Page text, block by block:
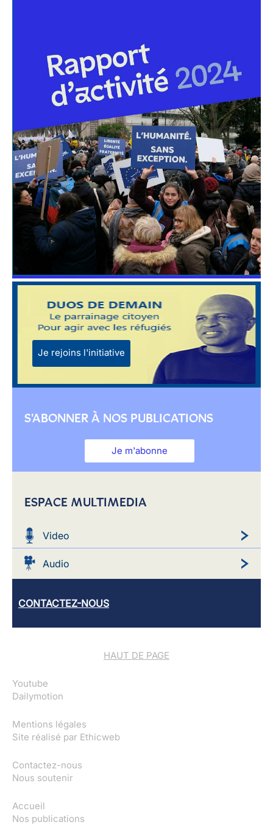
Je rejoins l'initiative
S'ABONNER À NOS PUBLICATIONS
Je m'abonne
ESPACE MULTIMEDIA
Video
Audio
CONTACTEZ-NOUS
HAUT DE PAGE
Youtube
Dailymotion
Mentions légales
Site réalisé par Ethicweb
Contactez-nous
Nous soutenir
Accueil
Nos publications